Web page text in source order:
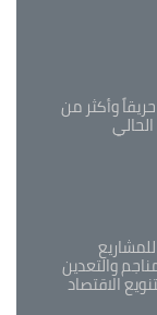
للغابات: 445 حريقاً وأكثر من
والتعدين
الاقتصاد